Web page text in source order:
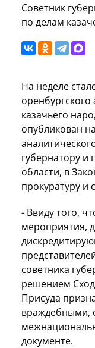
Советник
по делам
На неделе
казачьего
опубликован
губернатору и
области, в
прокуратуру и
- Ввиду того,
мероприятия,
советника
решением
Присуда
враждебными,
документе.